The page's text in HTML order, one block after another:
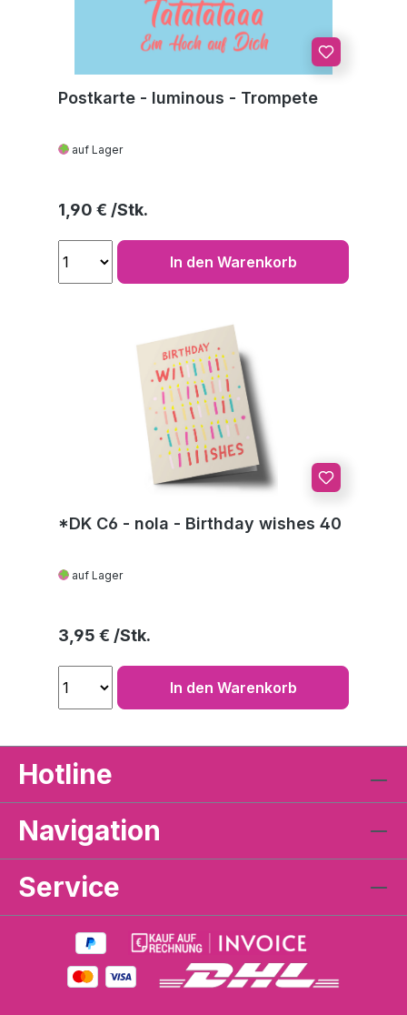
Postkarte - luminous - Trompete
auf Lager
Regulärer Preis:
1,90 €
In den Warenkorb
*DK C6 - nola - Birthday wishes 40
auf Lager
Regulärer Preis:
3,95 €
In den Warenkorb
Hotline
Navigation
Service